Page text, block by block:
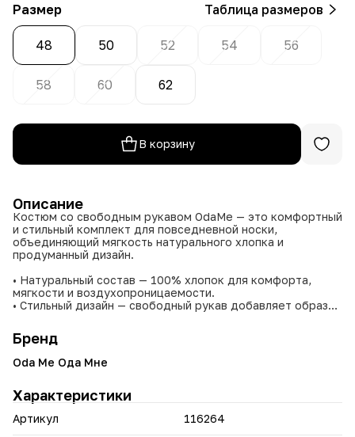
Размер Таблица размеров
48 50 52 54 56
58 60 62
В корзину
Описание
Костюм со свободным рукавом OdaMe — это комфортный
и стильный комплект для повседневной носки,
объединяющий мягкость натурального хлопка и
продуманный дизайн.
• Натуральный состав — 100% хлопок для комфорта,
мягкости и воздухопроницаемости.
• Стильный дизайн — свободный рукав добавляет образу
• Удобный крой — продуманный силуэт подходит для
разных типов фигуры.
• Универсальные оттенки — нежный голубой и
классический чёрный.
Идеально подходит для повседневной носки, прогулок,
встреч с друзьями и активного отдыха. Сочетается с
Бренд
Oda Me Ода Мне
Характеристики
Артикул 116264